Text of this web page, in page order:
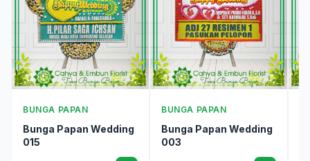
BUNGA PAPAN
Bunga Papan Wedding
015
BUNGA PAPAN
Bunga Papan Wedding
003